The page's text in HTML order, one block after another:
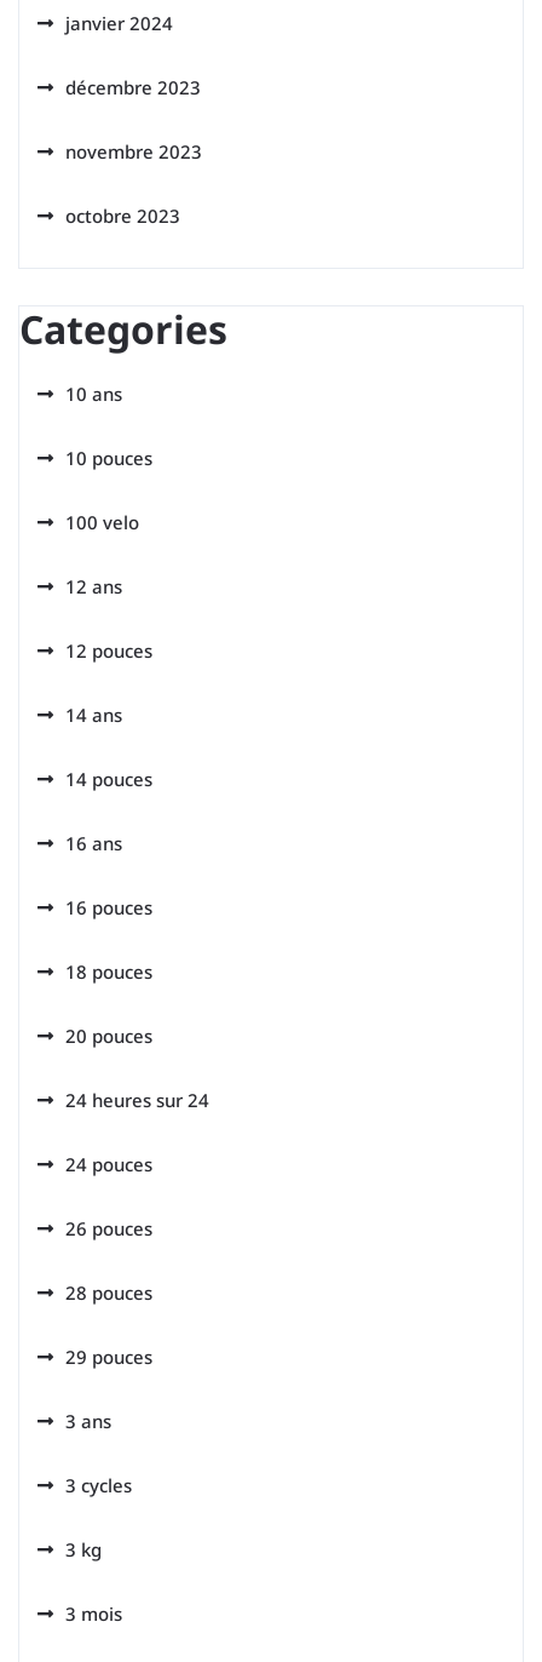
janvier 2024
décembre 2023
novembre 2023
octobre 2023
Categories
10 ans
10 pouces
100 velo
12 ans
12 pouces
14 ans
14 pouces
16 ans
16 pouces
18 pouces
20 pouces
24 heures sur 24
24 pouces
26 pouces
28 pouces
29 pouces
3 ans
3 cycles
3 kg
3 mois